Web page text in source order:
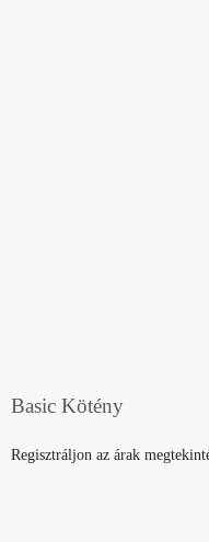
Basic Kötény
Regisztráljon az árak